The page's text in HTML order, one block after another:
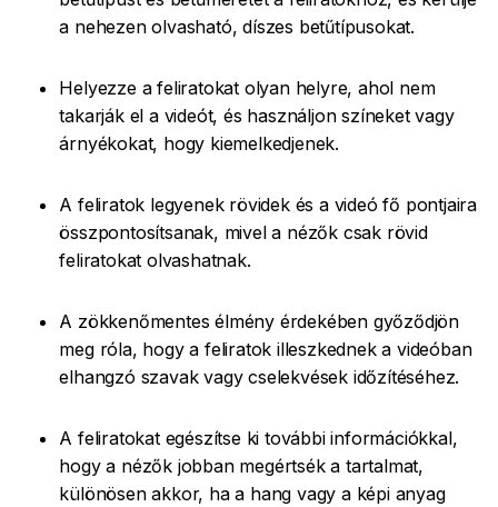
a nehezen olvasható, díszes betűtípusokat.
Helyezze a feliratokat olyan helyre, ahol nem
takarják el a videót, és használjon színeket vagy
árnyékokat, hogy kiemelkedjenek.
A feliratok legyenek rövidek és a videó fő pontjaira
összpontosítsanak, mivel a nézők csak rövid
feliratokat olvashatnak.
A zökkenőmentes élmény érdekében győződjön
meg róla, hogy a feliratok illeszkednek a videóban
elhangzó szavak vagy cselekvések időzítéséhez.
A feliratokat egészítse ki további információkkal,
hogy a nézők jobban megértsék a tartalmat,
különösen akkor, ha a hang vagy a képi anyag